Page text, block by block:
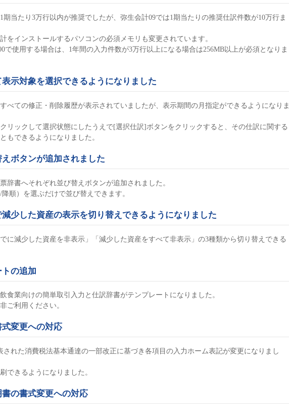
期当たり3万行以内が推奨でしたが、弥生会計09では1期当たりの推奨仕訳件数が10万行ま
をインストールするパソコンの必須メモリも変更されています。
で使用する場合は、1年間の入力件数が3万行以上になる場合は256MB以上が必須となりま
示対象を選択できるようになりました
べての修正・削除履歴が表示されていましたが、表示期間の月指定ができるようになりま
リックして選択状態にしたうえで[選択仕訳]ボタンをクリックすると、その仕訳に関する
もできるようになりました。
ボタンが追加されました
辞書へそれぞれ並び替えボタンが追加されました。
順）を選ぶだけで並び替えできます。
少した資産の表示を切り替えできるようになりました
に減少した資産を非表示」「減少した資産をすべて非表示」の3種類から切り替えできる
の追加
食業向けの簡単取引入力と仕訳辞書がテンプレートになりました。
ご利用ください。
変更への対応
された消費税法基本通達の一部改正に基づき各項目の入力ホーム表記が変更になりまし
できるようになりました。
の書式変更への対応